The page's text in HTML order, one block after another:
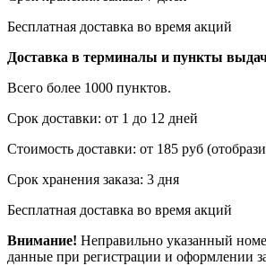
Бесплатная доставка во время акций
Доставка в терминалы и пункты
Всего более 1000 пунктов.
Срок доставки: от 1 до 12 дней
Стоимость доставки: от 185 руб
Срок хранения заказа: 3 дня
Бесплатная доставка во время акций
Внимание! Неправильно указанный
данные при регистрации и оформлении